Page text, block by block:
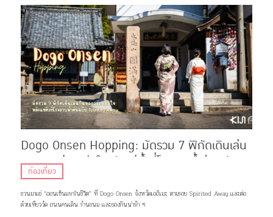
Dogo Onsen Hopping: มัดรวม 7 พิกัดเดินเล่น
กินของอร่อย ฮีลใจหลังแช่น้ำที่โรงอาบน้ำต้นฉบับ
Spirited Away
ท่องเที่ยว
ชวนมาแช่ “ออนเซ็นแรกในชีวิต” ที่ Dogo Onsen จังหวัดเอฮิเมะ ตามรอย Spirited Away เเละต่อ
ด้วยเที่ยววัด ถนนคนเดิน ร้านขนม เเละของกินน่ารัก ๆ